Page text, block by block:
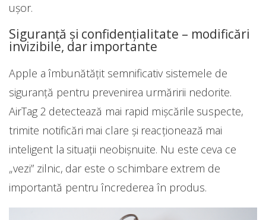
ușor.
Siguranță și confidențialitate – modificări
invizibile, dar importante
Apple a îmbunătățit semnificativ sistemele de
siguranță pentru prevenirea urmăririi nedorite.
AirTag 2 detectează mai rapid mișcările suspecte,
trimite notificări mai clare și reacționează mai
inteligent la situații neobișnuite. Nu este ceva ce
„vezi” zilnic, dar este o schimbare extrem de
importantă pentru încrederea în produs.